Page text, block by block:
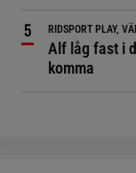
RIDSPORT PLAY,
Alf låg fast i
komma